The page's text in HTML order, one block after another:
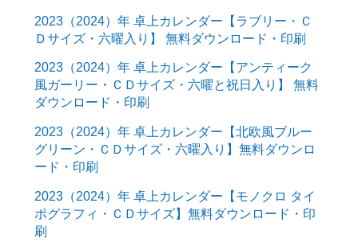
2023（2024）年 卓上カレンダー【ラブリー・Ｃ
Ｄサイズ・六曜入り】 無料ダウンロード・印刷
2023（2024）年 卓上カレンダー【アンティーク
風ガーリー・ＣＤサイズ・六曜と祝日入り】 無料
ダウンロード・印刷
2023（2024）年 卓上カレンダー【北欧風ブルー
グリーン・ＣＤサイズ・六曜入り】無料ダウンロ
ード・印刷
2023（2024）年 卓上カレンダー【モノクロ タイ
ポグラフィ・ＣＤサイズ】無料ダウンロード・印
刷